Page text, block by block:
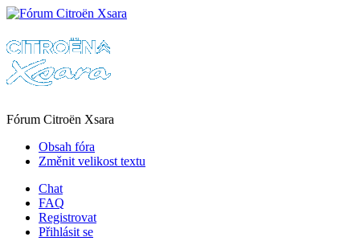
Fórum Citroën Xsara
Obsah fóra
Změnit velikost textu
Chat
FAQ
Registrovat
Přihlásit se